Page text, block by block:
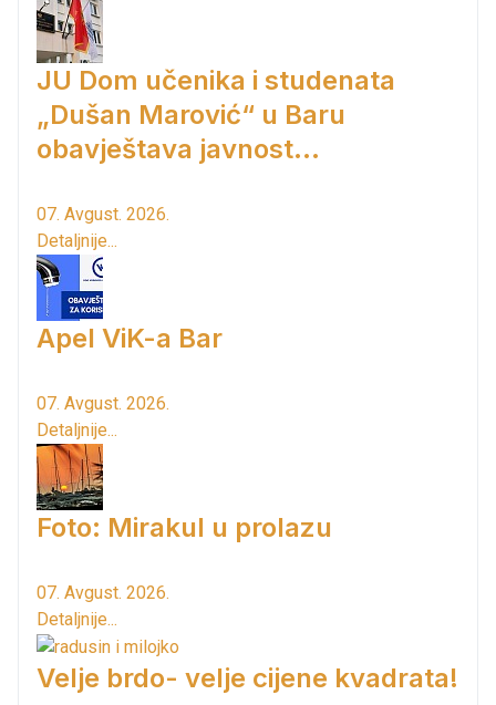
JU Dom učenika i studenata
„Dušan Marović“ u Baru
obavještava javnost...
07. Avgust. 2026.
Detaljnije...
Apel ViK-a Bar
07. Avgust. 2026.
Detaljnije...
Foto: Mirakul u prolazu
07. Avgust. 2026.
Detaljnije...
Velje brdo- velje cijene kvadrata!